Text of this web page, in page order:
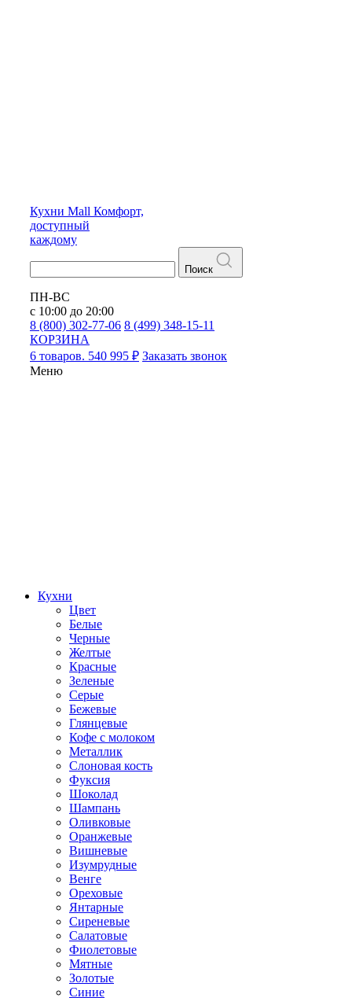
Кухни Mall Комфорт,
доступный
каждому
Поиск
ПН-ВС
с 10:00 до 20:00
8 (800) 302-77-06 8 (499) 348-15-11
КОРЗИНА
6 товаров. 540 995 ₽ Заказать звонок
Меню
Кухни
Цвет
Белые
Черные
Желтые
Красные
Зеленые
Серые
Бежевые
Глянцевые
Кофе с молоком
Металлик
Слоновая кость
Фуксия
Шоколад
Шампань
Оливковые
Оранжевые
Вишневые
Изумрудные
Венге
Ореховые
Янтарные
Сиреневые
Салатовые
Фиолетовые
Мятные
Золотые
Синие